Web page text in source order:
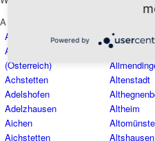
A
Achberg
Achenkirch
(Österreich)
Achstetten
Adelshofen
Adelzhausen
Aichen
Aichstetten
Alling
Altenstadt
Altheim
Altshausen
Powered by